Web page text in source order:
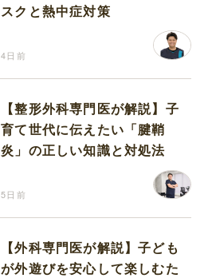
スクと熱中症対策
4日前
【整形外科専門医が解説】子
育て世代に伝えたい「腱鞘
炎」の正しい知識と対処法
5日前
【外科専門医が解説】子ども
が外遊びを安心して楽しむた